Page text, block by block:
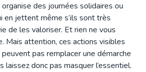
des journées solidaires ou
en jettent même s’ils sont très
de les valoriser. Et rien ne vous
Mais attention, ces actions visibles
pas remplacer une démarche
laissez donc pas masquer l’essentiel.